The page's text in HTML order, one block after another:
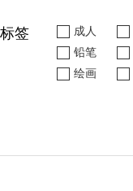
标签 成人
铅笔
绘画